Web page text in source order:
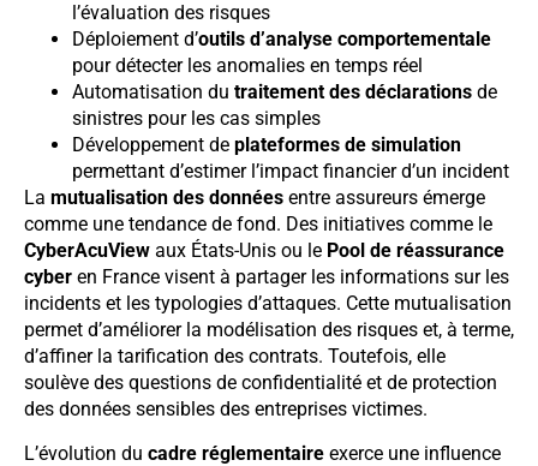
l’évaluation des risques
Déploiement d’outils d’analyse comportementale
pour détecter les anomalies en temps réel
Automatisation du traitement des déclarations de
sinistres pour les cas simples
Développement de plateformes de simulation
permettant d’estimer l’impact financier d’un incident
La mutualisation des données entre assureurs émerge
comme une tendance de fond. Des initiatives comme le
CyberAcuView aux États-Unis ou le Pool de réassurance
cyber en France visent à partager les informations sur les
incidents et les typologies d’attaques. Cette mutualisation
permet d’améliorer la modélisation des risques et, à terme,
d’affiner la tarification des contrats. Toutefois, elle
soulève des questions de confidentialité et de protection
des données sensibles des entreprises victimes.
L’évolution du cadre réglementaire exerce une influence